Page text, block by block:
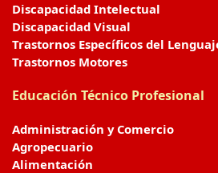
Discapacidad Intelectual
Discapacidad Visual
Trastornos Específicos del
Trastornos Motores
Educación Técnico Profesional
Administración y Comercio
Agropecuario
Alimentación